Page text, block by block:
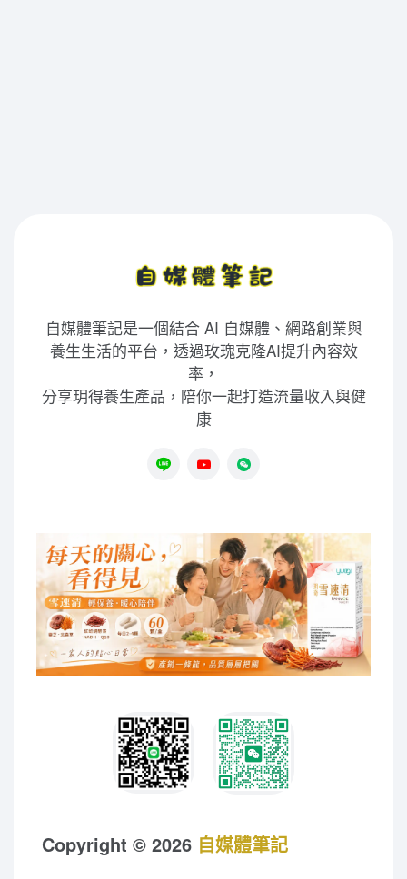
自媒體筆記是一個結合 AI 自媒體、網路創業與
養生生活的平台，透過玫瑰克隆AI提升內容效
率，
分享玥得養生產品，陪你一起打造流量收入與健
康
Copyright © 2026 自媒體筆記